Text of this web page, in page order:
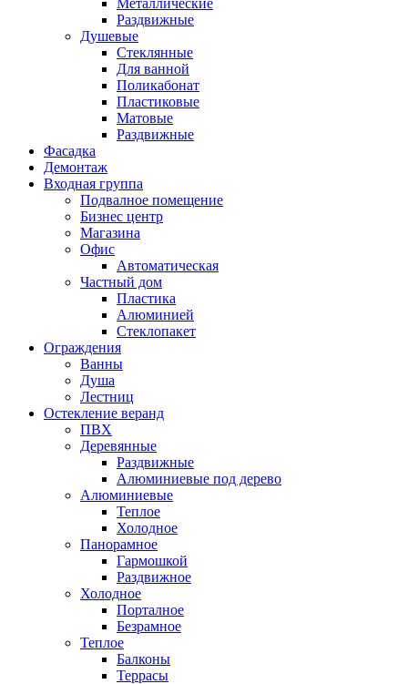
Металлические
Раздвижные
Душевые
Стеклянные
Для ванной
Поликабонат
Пластиковые
Матовые
Раздвижные
Фасадка
Демонтаж
Входная группа
Подвалное помещение
Бизнес центр
Магазина
Офис
Автоматическая
Частный дом
Пластика
Алюминией
Стеклопакет
Ограждения
Ванны
Душа
Лестниц
Остекление веранд
ПВХ
Деревянные
Раздвижные
Алюминиевые под дерево
Алюминиевые
Теплое
Холодное
Панорамное
Гармошкой
Раздвижное
Холодное
Порталное
Безрамное
Теплое
Балконы
Террасы